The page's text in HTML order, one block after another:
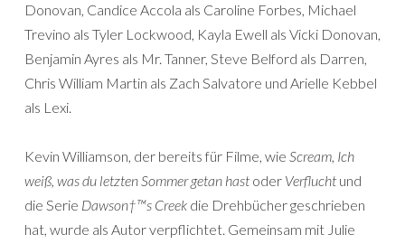
Donovan, Candice Accola als Caroline Forbes, Michael
Trevino als Tyler Lockwood, Kayla Ewell als Vicki Donovan,
Benjamin Ayres als Mr. Tanner, Steve Belford als Darren,
Chris William Martin als Zach Salvatore und Arielle Kebbel
als Lexi.
Kevin Williamson, der bereits für Filme, wie Scream, Ich
weiß, was du letzten Sommer getan hast oder Verflucht und
die Serie Dawson†™s Creek die Drehbücher geschrieben
hat, wurde als Autor verpflichtet. Gemeinsam mit Julie